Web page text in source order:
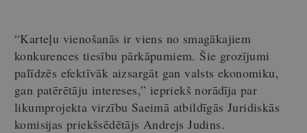
“Karteļu vienošanās ir viens no smagākajiem
konkurences tiesību pārkāpumiem. Šie grozījumi
palīdzēs efektīvāk aizsargāt gan valsts ekonomiku,
gan patērētāju intereses,” iepriekš norādīja par
likumprojekta virzību Saeimā atbildīgās Juridiskās
komisijas priekšsēdētājs Andrejs Judins.